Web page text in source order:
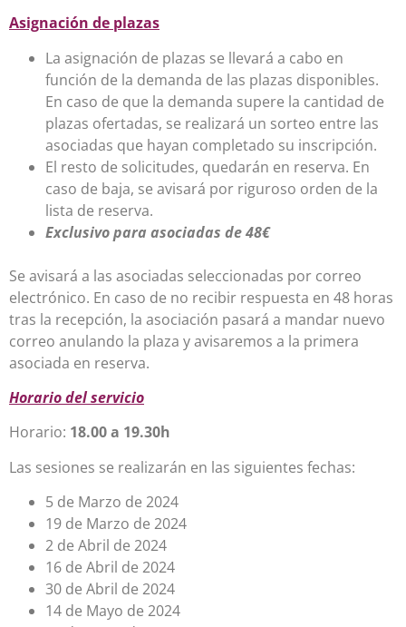
Asignación de plazas
La asignación de plazas se llevará a cabo en
función de la demanda de las plazas disponibles.
En caso de que la demanda supere la cantidad de
plazas ofertadas, se realizará un sorteo entre las
asociadas que hayan completado su inscripción.
El resto de solicitudes, quedarán en reserva. En
caso de baja, se avisará por riguroso orden de la
lista de reserva.
Exclusivo para asociadas de 48€
Se avisará a las asociadas seleccionadas por correo
electrónico. En caso de no recibir respuesta en 48 horas
tras la recepción, la asociación pasará a mandar nuevo
correo anulando la plaza y avisaremos a la primera
asociada en reserva.
Horario del servicio
Horario: 18.00 a 19.30h
Las sesiones se realizarán en las siguientes fechas:
5 de Marzo de 2024
19 de Marzo de 2024
2 de Abril de 2024
16 de Abril de 2024
30 de Abril de 2024
14 de Mayo de 2024